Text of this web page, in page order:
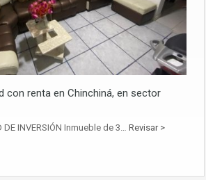
con renta en Chinchiná, en sector
DE INVERSIÓN Inmueble de 3… Revisar >